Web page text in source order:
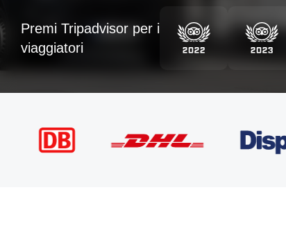
Premi Tripadvisor per i
viaggiatori